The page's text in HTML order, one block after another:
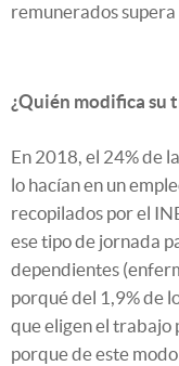
remunerados supera
¿Quién modifica su
En 2018, el 24% de
lo hacían en un
recopilados por el
ese tipo de jornada
dependientes
porqué del 1,9% de
que eligen el trabajo
porque de este